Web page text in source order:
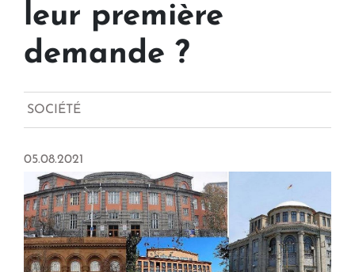
leur première
demande ?
SOCIÉTÉ
05.08.2021